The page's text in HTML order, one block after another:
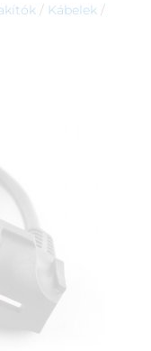
/ Kábelek /